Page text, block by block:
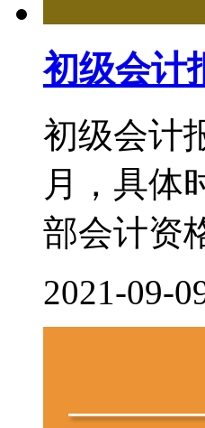
初级会计
初级会计
月，具体
部会计资
2021-09-